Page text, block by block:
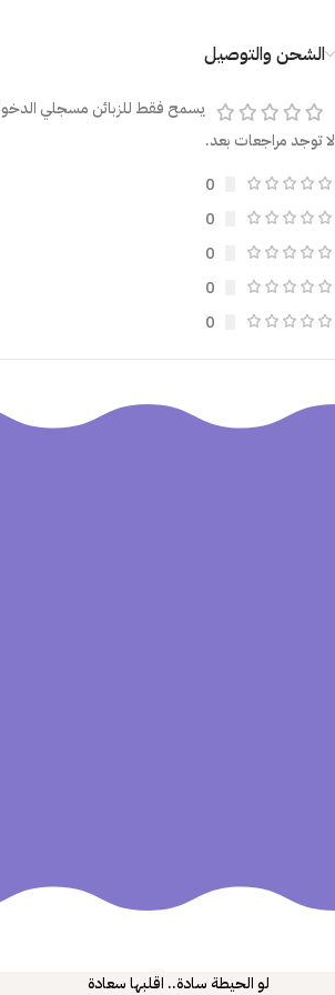
الشحن والتوصيل
لا توجد مراجعات بعد.
0
0
0
0
0
يسمح فقط للزبائن مسجلي الدخول
لو الحيطة سادة.. اقلبها سعادة